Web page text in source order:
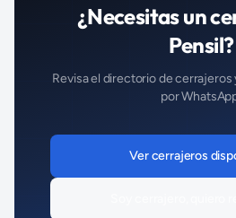
¿Necesitas un
Pensil?
Revisa el directorio decerrajeros
por
Vercerrajeros